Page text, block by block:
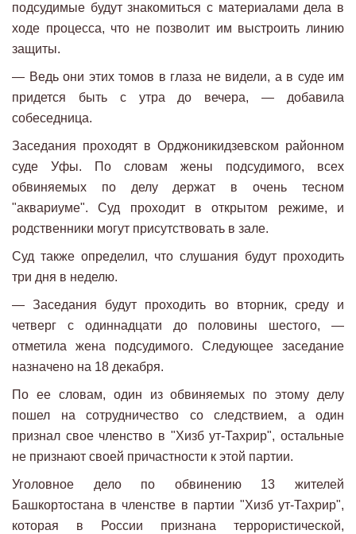
подсудимые будут знакомиться с материалами дела в
ходе процесса, что не позволит им выстроить линию
защиты.
— Ведь они этих томов в глаза не видели, а в суде им
придется быть с утра до вечера, — добавила
собеседница.
Заседания проходят в Орджоникидзевском районном
суде Уфы. По словам жены подсудимого, всех
обвиняемых по делу держат в очень тесном
"аквариуме". Суд проходит в открытом режиме, и
родственники могут присутствовать в зале.
Суд также определил, что слушания будут проходить
три дня в неделю.
— Заседания будут проходить во вторник, среду и
четверг с одиннадцати до половины шестого, —
отметила жена подсудимого. Следующее заседание
назначено на 18 декабря.
По ее словам, один из обвиняемых по этому делу
пошел на сотрудничество со следствием, а один
признал свое членство в "Хизб ут-Тахрир", остальные
не признают своей причастности к этой партии.
Уголовное дело по обвинению 13 жителей
Башкортостана в членстве в партии "Хизб ут-Тахрир",
которая в России признана террористической,